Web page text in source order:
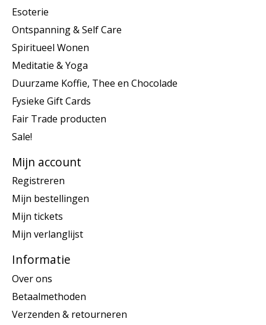
Esoterie
Ontspanning & Self Care
Spiritueel Wonen
Meditatie & Yoga
Duurzame Koffie, Thee en Chocolade
Fysieke Gift Cards
Fair Trade producten
Sale!
Mijn account
Registreren
Mijn bestellingen
Mijn tickets
Mijn verlanglijst
Informatie
Over ons
Betaalmethoden
Verzenden & retourneren